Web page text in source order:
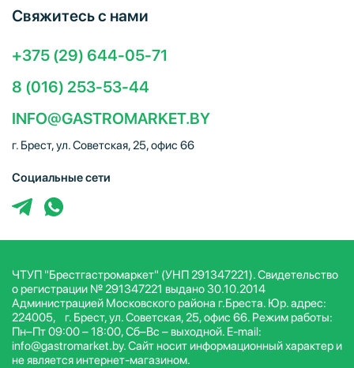
Свяжитесь с нами
+375 (29) 644-05-71
8 (016) 253-53-44
INFO@GASTROMARKET.BY
г. Брест, ул. Советская, 25, офис 66
Социальные сети
ЧТУП "Брестгастромаркет" (УНП 291347221). Свидетельство
о регистрации № 291347221 выдано 30.10.2014
Администрацией Московского района г.Бреста. Юр. адрес:
224005, г. Брест, ул. Советская, 25, офис 66. Режим работы:
Пн–Пт 09:00 – 18:00, Сб–Вс – выходной. E-mail:
info@gastromarket.by. Сайт носит информационный характер и
не является интернет-магазином.